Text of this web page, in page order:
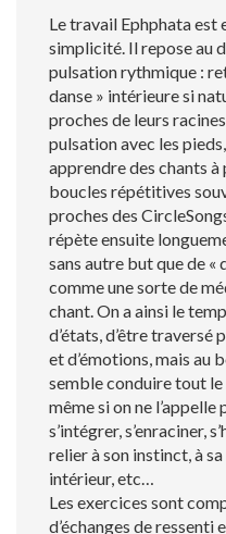
Le travail Ephphata est
simplicité. Il repose au
pulsation rythmique :
danse » intérieure si
proches de leurs
pulsation avec les
apprendre des chants
boucles répétitives
proches des
répète ensuite
sans autre but que de «
comme une sorte de
chant. On a ainsi le
d’états, d’être traversé
et d’émotions, mais au
semble conduire tout
même si on ne
s’intégrer, s’enraciner,
relier à son instinct, à
intérieur, etc…
Les exercices sont
d’échanges de ressenti